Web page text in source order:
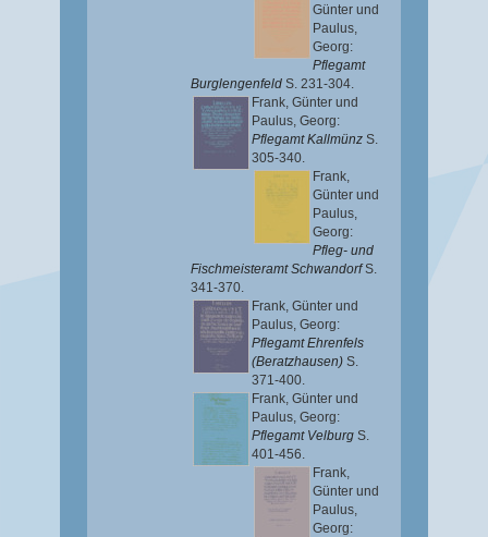
Günter und
Paulus,
Georg:
Pflegamt
Burglengenfeld S. 231-304.
Frank, Günter und
Paulus, Georg:
Pflegamt Kallmünz S.
305-340.
Frank,
Günter und
Paulus,
Georg:
Pfleg- und
Fischmeisteramt SchwandorfS.
341-370.
Frank, Günter und
Paulus, Georg:
Pflegamt Ehrenfels
(Beratzhausen) S.
371-400.
Frank, Günter und
Paulus, Georg:
Pflegamt Velburg S.
401-456.
Frank,
Günter und
Paulus,
Georg: